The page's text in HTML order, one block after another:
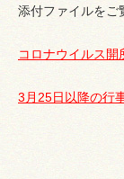
添付ファイルをご
コロナウイルス
3月25日以降の行